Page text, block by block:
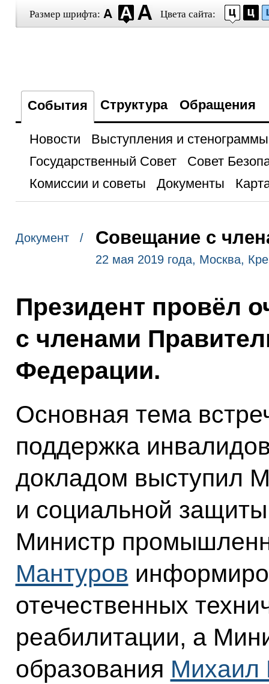
Размер шрифта: Цвета сайта:
События Структура Обращения
Новости
Выступления и стенограммы
Государственный Совет
Совет
Комиссии и советы
Документы
Документ / Совещание с
22 мая 2019 года, Москва,
Президент провёл
с членами
Федерации.
Основная тема
поддержка
докладом выступил
и социальной
Министр
Мантуров
отечественных
реабилитации, а
образования Михаил